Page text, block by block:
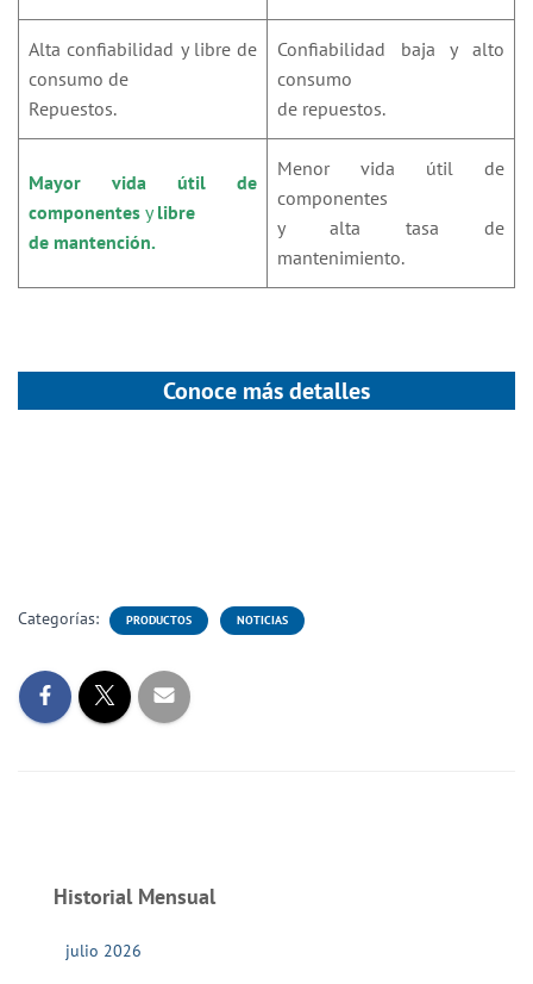
Alta confiabilidad y libre de
consumo de
Repuestos.
Confiabilidad baja y alto
consumo
de repuestos.
Mayor vida útil de
componentes ylibre
de mantención.
Menor vida útil de
componentes
y alta tasa de
mantenimiento.
Conoce más detalles
Categorías: PRODUCTOS NOTICIAS
Historial Mensual
julio 2026